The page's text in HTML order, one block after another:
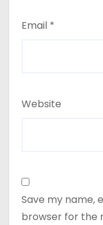
Email *
Website
Save my name,
browser for the